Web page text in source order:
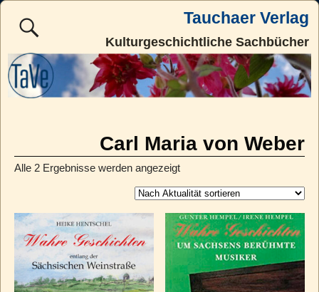
Tauchaer Verlag
Kulturgeschichtliche Sachbücher
Carl Maria von Weber
Alle 2 Ergebnisse werden angezeigt